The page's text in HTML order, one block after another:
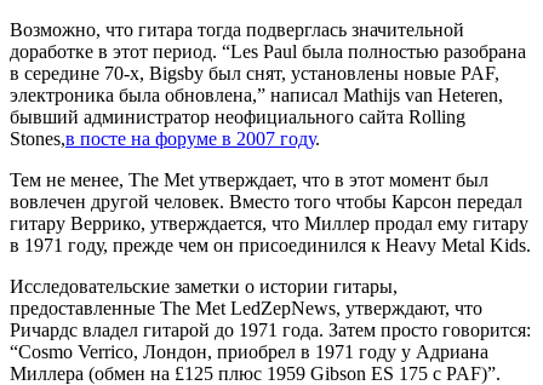
Возможно, что гитара тогда подверглась значительной
доработке в этот период. “Les Paul была полностью разобрана
в середине 70-х, Bigsby был снят, установлены новые PAF,
электроника была обновлена,” написал Mathijs van Heteren,
бывший администратор неофициального сайта Rolling
Stones,в посте на форуме в 2007 году.
Тем не менее, The Met утверждает, что в этот момент был
вовлечен другой человек. Вместо того чтобы Карсон передал
гитару Веррико, утверждается, что Миллер продал ему гитару
в 1971 году, прежде чем он присоединился к Heavy Metal Kids.
Исследовательские заметки о истории гитары,
предоставленные The Met LedZepNews, утверждают, что
Ричардс владел гитарой до 1971 года. Затем просто говорится:
“Cosmo Verrico, Лондон, приобрел в 1971 году у Адриана
Миллера (обмен на £125 плюс 1959 Gibson ES 175 с PAF)”.